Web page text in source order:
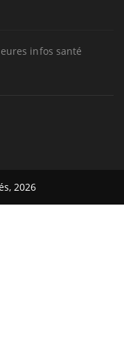
infos santé
2026